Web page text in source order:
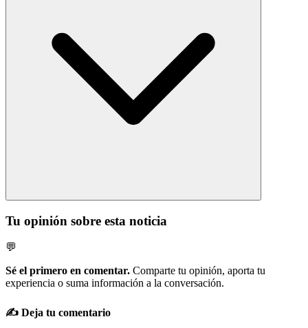
Tu opinión sobre esta noticia
💬
Sé el primero en comentar. Comparte tu opinión, aporta tu
experiencia o suma información a la conversación.
✍️ Deja tu comentario